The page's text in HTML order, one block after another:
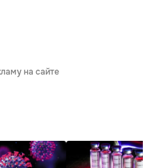
на сайте